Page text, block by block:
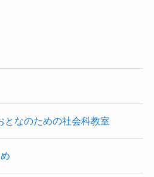
なのための社会科教室